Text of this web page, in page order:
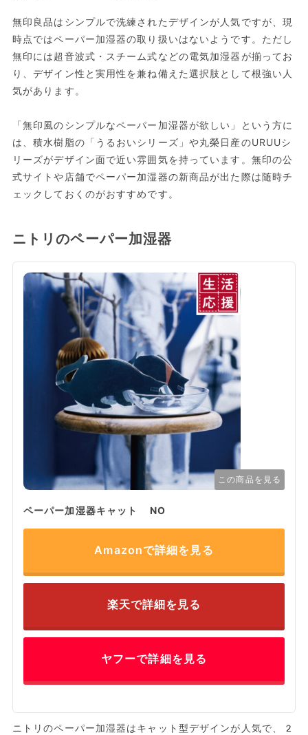
無印良品はシンプルで洗練されたデザインが人気ですが、現
時点ではペーパー加湿器の取り扱いはないようです。ただし
無印には超音波式・スチーム式などの電気加湿器が揃ってお
り、デザイン性と実用性を兼ね備えた選択肢として根強い人
気があります。
「無印風のシンプルなペーパー加湿器が欲しい」という方に
は、積水樹脂の「うるおいシリーズ」や丸榮日産のURUUシ
リーズがデザイン面で近い雰囲気を持っています。無印の公
式サイトや店舗でペーパー加湿器の新商品が出た際は随時チ
ェックしておくのがおすすめです。
ニトリのペーパー加湿器
この商品を見る
ペーパー加湿器キャット NO
Amazonで詳細を見る
楽天で詳細を見る
ヤフーで詳細を見る
ニトリのペーパー加湿器はキャット型デザインが人気で、2